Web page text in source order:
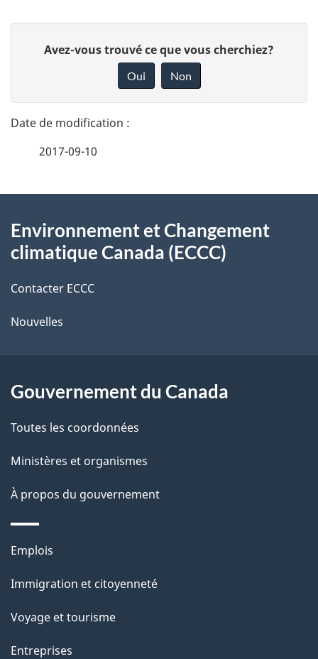
t
a
l
s
d
e
l
a
g
e
n
o
t
r
r
t
a
c
i
o
s
u
r
e
t
Avez-vous trouvé ce que vous cherchiez?
Oui Non
2017-09-10
propos
de
ce
site
Environnement et Changement
climatique Canada (ECCC)
Contacter ECCC
Nouvelles
Gouvernement du Canada
Toutes les coordonnées
Ministères et organismes
À propos du gouvernement
Thèmes
sujets
Emplois
Immigration et citoyenneté
Voyage et tourisme
Entreprises